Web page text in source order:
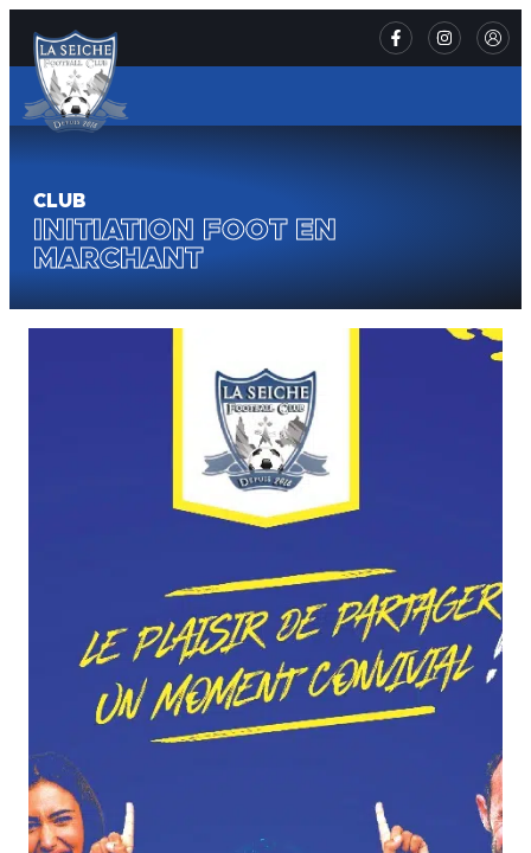
CLUB
INITIATION FOOT EN
MARCHANT